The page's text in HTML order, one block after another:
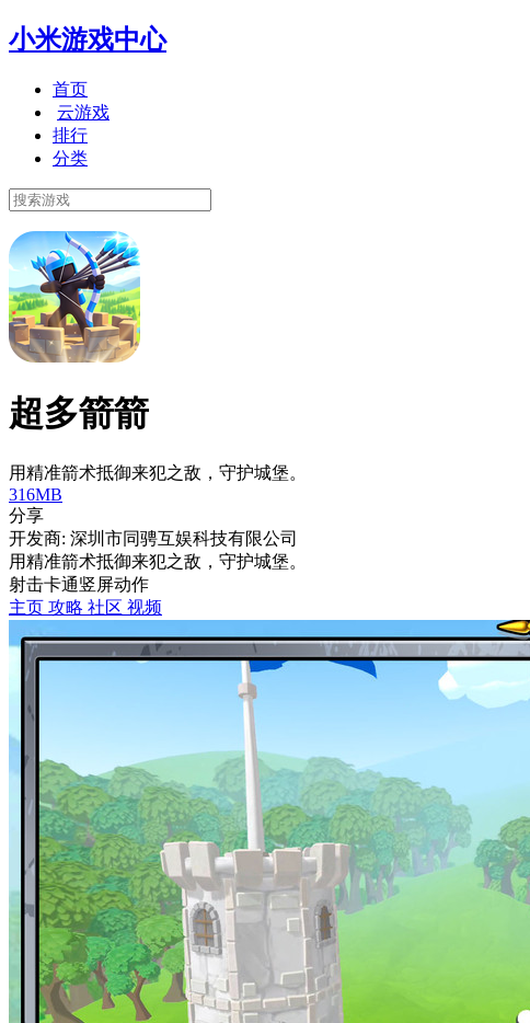
小米游戏中心
首页
云游戏
排行
分类
超多箭箭
用精准箭术抵御来犯之敌，守护城堡。
316MB
分享
开发商: 深圳市同骋互娱科技有限公司
用精准箭术抵御来犯之敌，守护城堡。
射击卡通竖屏动作
主页 攻略 社区 视频